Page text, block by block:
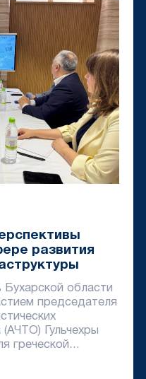
развития
Бухарской области
председателя
(АЧТО) Гульчехры
греческой...